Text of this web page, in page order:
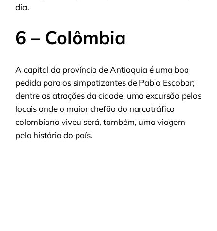
dia.
6 – Colômbia
A capital da província de Antioquia é uma boa
pedida para os simpatizantes de Pablo Escobar;
dentre as atrações da cidade, uma excursão pelos
locais onde o maior chefão do narcotráfico
colombiano viveu será, também, uma viagem
pela história do país.